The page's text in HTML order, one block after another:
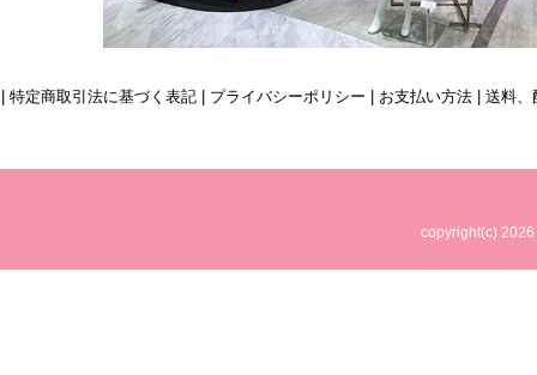
| 特定商取引法に基づく表記| プライバシーポリシー お支払い方法| 送料、
copyright(c) 2026